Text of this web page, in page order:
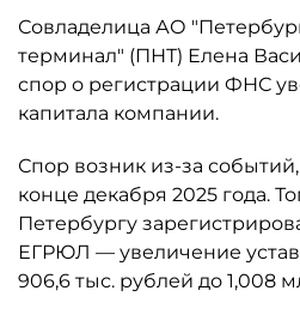
Совладелица АО
терминал" (ПНТ) Елена
спор о регистрации ФНС
капитала компании.
Спор возник из-за
конце декабря 2025 года.
Петербургу
ЕГРЮЛ — увеличение
906,6 тыс. рублей до 1,008